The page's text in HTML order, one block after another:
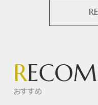
R
おすすめ